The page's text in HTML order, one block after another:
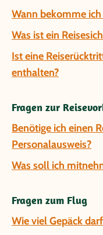
Wann bekomme
Was ist ein
Ist eine
enthalten?
Fragen zur
Benötige ich einen
Personalausweis?
Was soll ich
Fragen zum Flug
Wie viel Gepäck